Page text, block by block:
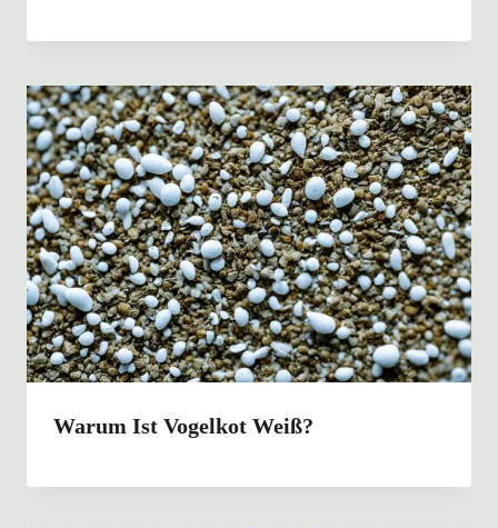
Warum Ist Vogelkot Weiß?